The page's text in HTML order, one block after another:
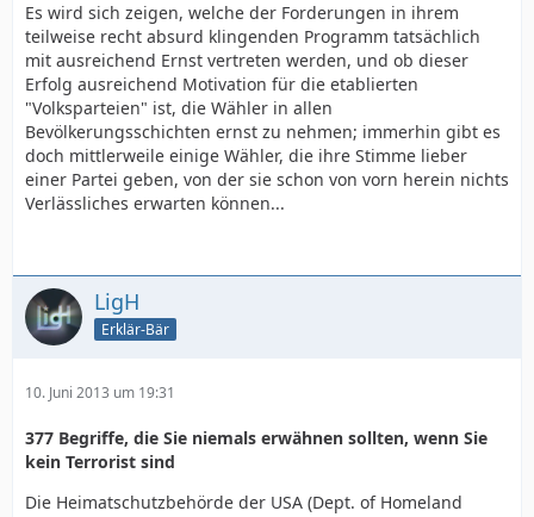
Es wird sich zeigen, welche der Forderungen in ihrem
teilweise recht absurd klingenden Programm tatsächlich
mit ausreichend Ernst vertreten werden, und ob dieser
Erfolg ausreichend Motivation für die etablierten
"Volksparteien" ist, die Wähler in allen
Bevölkerungsschichten ernst zu nehmen; immerhin gibt es
doch mittlerweile einige Wähler, die ihre Stimme lieber
einer Partei geben, von der sie schon von vorn herein nichts
Verlässliches erwarten können...
LigH
Erklär-Bär
10. Juni 2013 um 19:31
377 Begriffe, die Sie niemals erwähnen sollten, wenn Sie
kein Terrorist sind
Die Heimatschutzbehörde der USA (Dept. of Homeland